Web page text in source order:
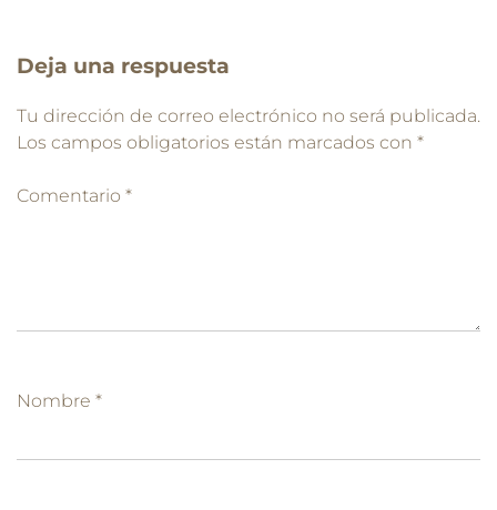
Deja una respuesta
Tu dirección de correo electrónico no será publicada.
Los campos obligatorios están marcados con *
Comentario *
Nombre *